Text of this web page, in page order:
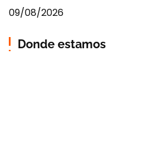
09/08/2026
Donde estamos